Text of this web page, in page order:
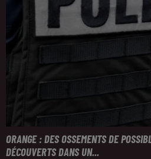
ORANGE : DES OSSEMENTS DE
DÉCOUVERTS DANS UN...